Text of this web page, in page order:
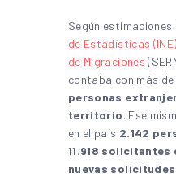
Según estimaciones
de Estadísticas (INE)
de Migraciones
contaba con más de
personas
territorio. Ese
en el país 2.142
11.918 solicitantes
nuevas solicitudes